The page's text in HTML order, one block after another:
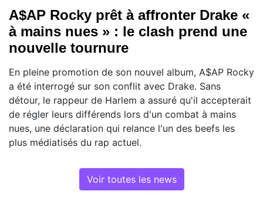
A$AP Rocky prêt à affronter Drake «
à mains nues » : le clash prend une
nouvelle tournure
En pleine promotion de son nouvel album, A$AP Rocky
a été interrogé sur son conflit avec Drake. Sans
détour, le rappeur de Harlem a assuré qu'il accepterait
de régler leurs différends lors d'un combat à mains
nues, une déclaration qui relance l'un des beefs les
plus médiatisés du rap actuel.
Voir toutes les news